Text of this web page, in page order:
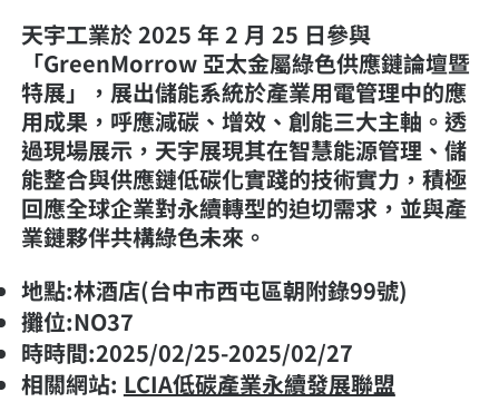
天宇工業於 2025 年 2 月 25 日參與
「GreenMorrow 亞太金屬綠色供應鏈論壇暨
特展」，展出儲能系統於產業用電管理中的應
用成果，呼應減碳、增效、創能三大主軸。透
過現場展示，天宇展現其在智慧能源管理、儲
能整合與供應鏈低碳化實踐的技術實力，積極
回應全球企業對永續轉型的迫切需求，並與產
業鏈夥伴共構綠色未來。
地點:林酒店(台中市西屯區朝附錄99號)
攤位:NO37
​時時間:2025/02/25-2025/02/27
相關網站: LCIA低碳產業永續發展聯盟